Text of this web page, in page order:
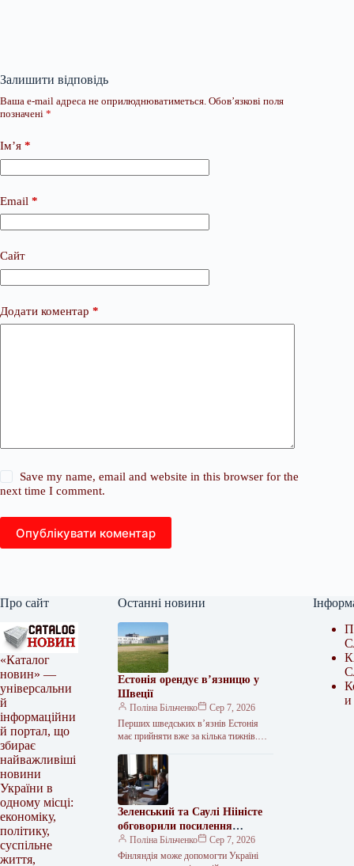
Залишити відповідь
Ваша e-mail адреса не оприлюднюватиметься. Обов’язкові поля
позначені *
Ім’я *
Email *
Сайт
Додати коментар *
Save my name, email and website in this browser for the
next time I comment.
Опублікувати коментар
Про сайт
«Каталог
новин» —
універсальни
й
інформаційни
й портал, що
збирає
найважливіші
новини
України в
одному місці:
економіку,
політику,
суспільне
життя,
Останні новини
Естонія орендує в’язницю у
Швеції
Поліна Більченко
Сер 7, 2026
Перших шведських в’язнів Естонія
має прийняти вже за кілька тижнів.
меморандум про оренду Тартуської
в’язниці. Документ…
Зеленський та Саулі Нііністе
обговорили посилення
української ППО та
постачання ракет
Поліна Більченко
Сер 7, 2026
Фінляндія може допомогти Україні
и